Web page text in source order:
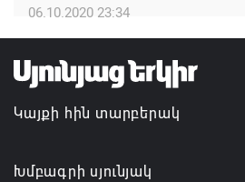
06.10.2020 23:34
Կայքի հին տարբերակ
Խմբագրի սյունյակ